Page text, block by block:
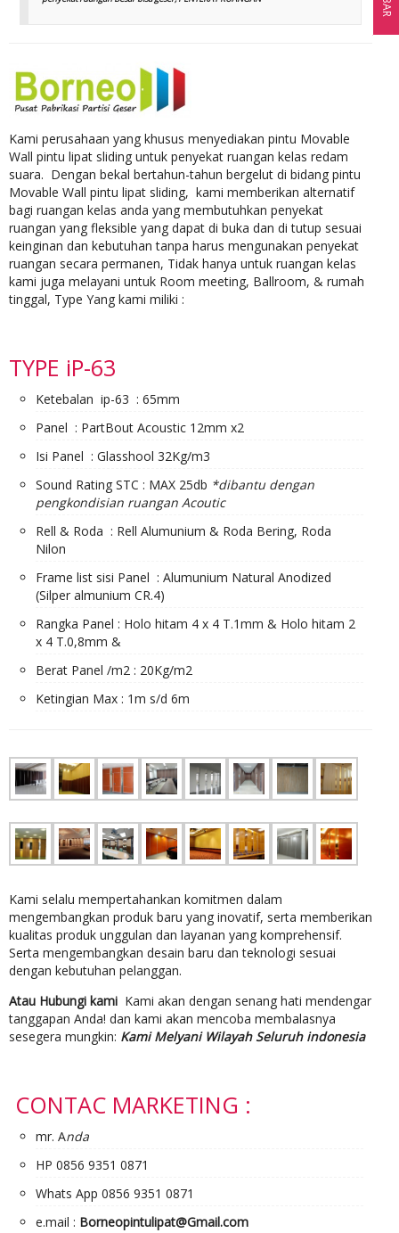
Kami perusahaan yang khusus menyediakan pintu Movable
Wall pintu lipat sliding untuk penyekat ruangan kelas redam
suara. Dengan bekal bertahun-tahun bergelut di bidang pintu
Movable Wall pintu lipat sliding, kami memberikan alternatif
bagi ruangan kelas anda yang membutuhkan penyekat
ruangan yang fleksible yang dapat di buka dan di tutup sesuai
keinginan dan kebutuhan tanpa harus mengunakan penyekat
ruangan secara permanen, Tidak hanya untuk ruangan kelas
kami juga melayani untuk Room meeting, Ballroom, & rumah
tinggal, Type Yang kami miliki :
TYPE iP-63
Ketebalan ip-63 : 65mm
Panel : PartBout Acoustic 12mm x2
Isi Panel : Glasshool 32Kg/m3
Sound Rating STC : MAX 25db *dibantu dengan
pengkondisian ruangan Acoutic
Rell & Roda : Rell Alumunium & Roda Bering, Roda
Nilon
Frame list sisi Panel : Alumunium Natural Anodized
(Silper almunium CR.4)
Rangka Panel : Holo hitam 4 x 4 T.1mm & Holo hitam 2
x 4 T.0,8mm &
Berat Panel /m2 : 20Kg/m2
Ketingian Max : 1m s/d 6m
Kami selalu mempertahankan komitmen dalam
mengembangkan produk baru yang inovatif, serta memberikan
kualitas produk unggulan dan layanan yang komprehensif.
Serta mengembangkan desain baru dan teknologi sesuai
dengan kebutuhan pelanggan.
Atau Hubungi kami Kami akan dengan senang hati mendengar
tanggapan Anda! dan kami akan mencoba membalasnya
sesegera mungkin: Kami Melyani Wilayah Seluruh indonesia
CONTAC MARKETING :
mr. Anda
HP 0856 9351 0871
Whats App 0856 9351 0871
e.mail : Borneopintulipat@Gmail.com